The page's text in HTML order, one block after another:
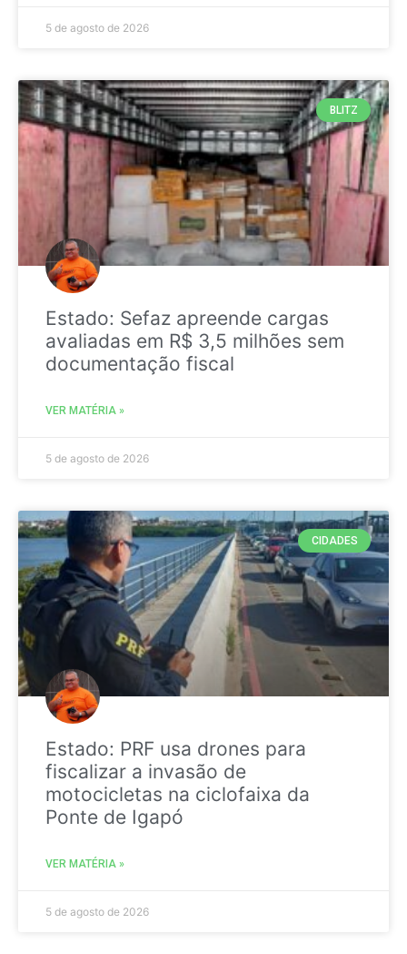
5 de agosto de 2026
BLITZ
Estado: Sefaz apreende cargas
avaliadas em R$ 3,5 milhões sem
documentação fiscal
VER MATÉRIA »
5 de agosto de 2026
CIDADES
Estado: PRF usa drones para
fiscalizar a invasão de
motocicletas na ciclofaixa da
Ponte de Igapó
VER MATÉRIA »
5 de agosto de 2026